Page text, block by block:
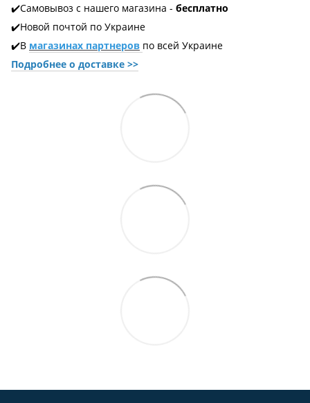
✔️Самовывоз с нашего магазина - бесплатно
✔️Новой почтой по Украине
✔️В магазинах партнеров по всей Украине
Подробнее о доставке >>